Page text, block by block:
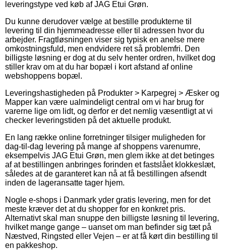
leveringstype ved køb af JAG Etui Grøn.
Du kunne derudover vælge at bestille produkterne til
levering til din hjemmeadresse eller til adressen hvor du
arbejder. Fragtløsningen viser sig typisk en anelse mere
omkostningsfuld, men endvidere ret så problemfri. Den
billigste løsning er dog at du selv henter ordren, hvilket dog
stiller krav om at du har bopæl i kort afstand af online
webshoppens bopæl.
Leveringshastigheden på Produkter > Karpegrej > Æsker og
Mapper kan være ualmindeligt central om vi har brug for
varerne lige om lidt, og derfor er det nemlig væsentligt at vi
checker leveringstiden på det aktuelle produkt.
En lang række online forretninger tilsiger muligheden for
dag-til-dag levering på mange af shoppens varenumre,
eksempelvis JAG Etui Grøn, men glem ikke at det betinges
af at bestillingen anbringes forinden et fastslået klokkeslæt,
således at de garanteret kan nå at få bestillingen afsendt
inden de lageransatte tager hjem.
Nogle e-shops i Danmark yder gratis levering, men for det
meste kræver det at du shopper for en konkret pris.
Alternativt skal man snuppe den billigste løsning til levering,
hvilket mange gange – uanset om man befinder sig tæt på
Næstved, Ringsted eller Vejen – er at få kørt din bestilling til
en pakkeshop.